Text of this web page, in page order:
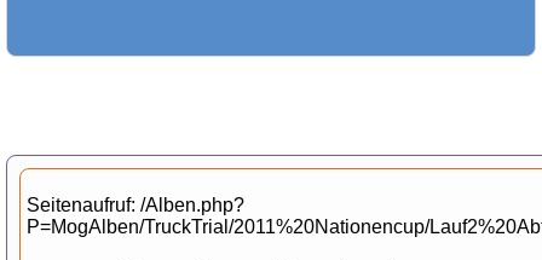
Seitenaufruf: /Alben.php?
P=MogAlben/TruckTrial/2011%20Nationencup/